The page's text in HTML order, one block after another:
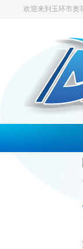
欢迎来到玉环市奥